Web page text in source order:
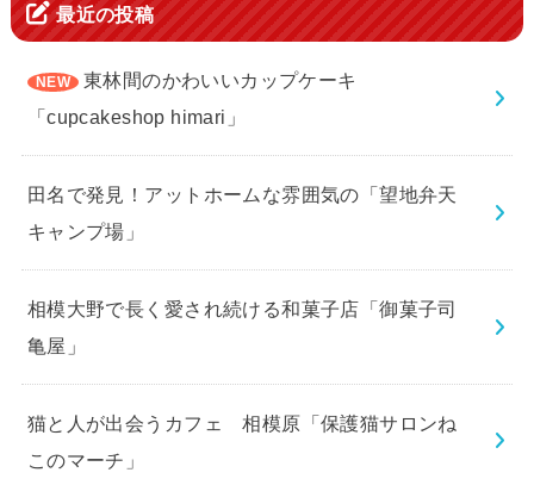
最近の投稿
東林間のかわいいカップケーキ
「cupcakeshop himari」
田名で発見！アットホームな雰囲気の「望地弁天
キャンプ場」
相模大野で長く愛され続ける和菓子店「御菓子司
亀屋」
猫と人が出会うカフェ 相模原「保護猫サロンね
このマーチ」